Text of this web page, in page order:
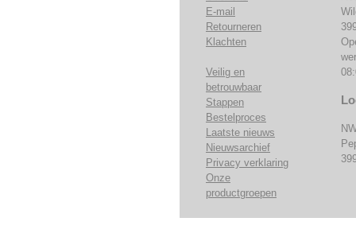
E-mail
Retourneren
Klachten
Veilig en
betrouwbaar
Stappen
Bestelproces
Laatste nieuws
Nieuwsarchief
Privacy verklaring
Onze
productgroepen